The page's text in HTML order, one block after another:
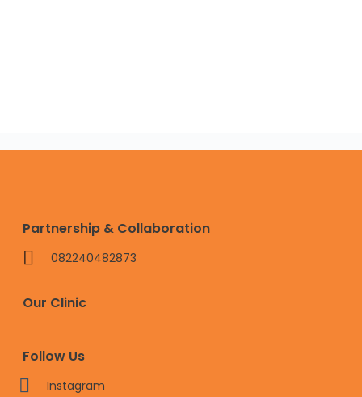
Partnership & Collaboration
082240482873
Our Clinic
Follow Us
Instagram